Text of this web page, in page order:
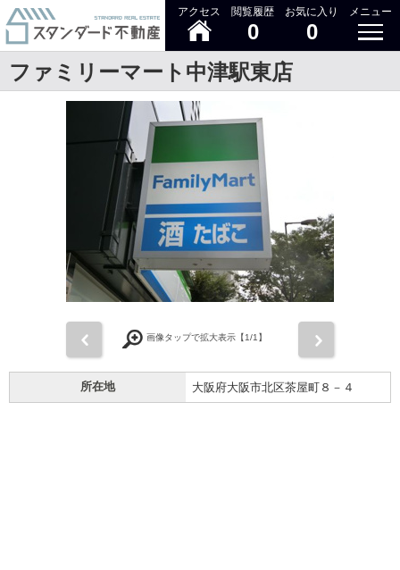
アクセス 閲覧履歴
0
お気に入り
0
メニュー
ファミリーマート中津駅東店
画像タップで拡大表示【1/1】
所在地 大阪府大阪市北区茶屋町８－４